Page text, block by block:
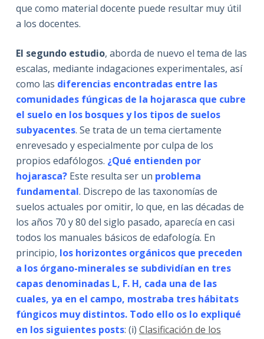
que como material docente puede resultar muy útil
a los docentes.
El segundo estudio, aborda de nuevo el tema de las
escalas, mediante indagaciones experimentales, así
como las diferencias encontradas entre las
comunidades fúngicas de la hojarasca que cubre
el suelo en los bosques y los tipos de suelos
subyacentes. Se trata de un tema ciertamente
enrevesado y especialmente por culpa de los
propios edafólogos. ¿Qué entienden por
hojarasca?Este resulta ser un problema
fundamental. Discrepo de las taxonomías de
suelos actuales por omitir, lo que, en las décadas de
los años 70 y 80 del siglo pasado, aparecía en casi
todos los manuales básicos de edafología. En
principio, los horizontes orgánicos que preceden
a los órgano-minerales se subdividían en tres
capas denominadas L, F. H, cada una de las
cuales, ya en el campo, mostraba tres hábitats
fúngicos muy distintos. Todo ello os lo expliqué
en los siguientes posts: (i) Clasificación de los